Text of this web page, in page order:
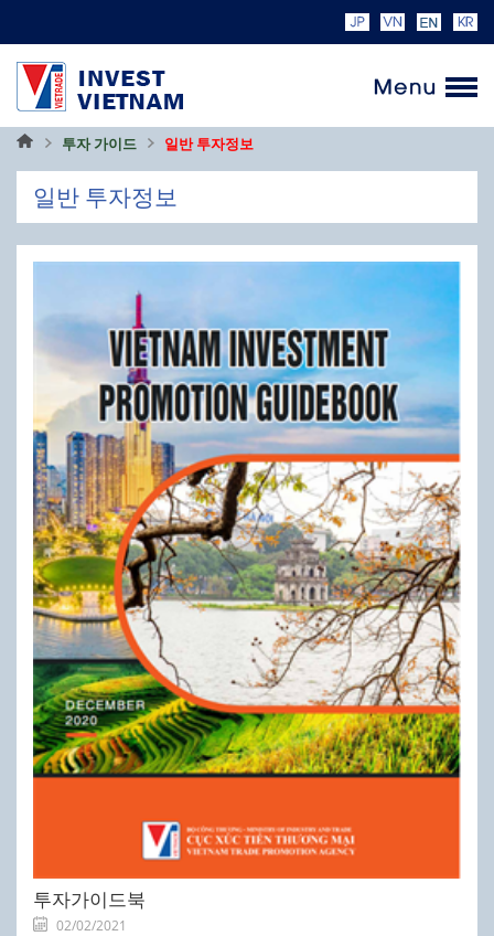
홈
페
이
지
투자 가이드 일반 투자정보
일반 투자정보
투자가이드북
02/02/2021